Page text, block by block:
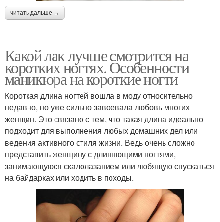
читать дальше →
Какой лак лучше смотрится на
коротких ногтях. Особенности
маникюра на короткие ногти
Короткая длина ногтей вошла в моду относительно
недавно, но уже сильно завоевала любовь многих
женщин. Это связано с тем, что такая длина идеально
подходит для выполнения любых домашних дел или
ведения активного стиля жизни. Ведь очень сложно
представить женщину с длиннющими ногтями,
занимающуюся скалолазанием или любящую спускаться
на байдарках или ходить в походы.